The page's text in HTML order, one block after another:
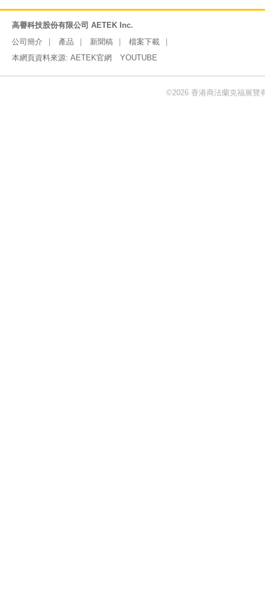
高譽科技股份有限公司 AETEK Inc.
公司簡介
產品 新聞稿
檔案下載
本網頁資料來源: AETEK官網 YOUTUBE
©2026 香港商法蘭克福展覽